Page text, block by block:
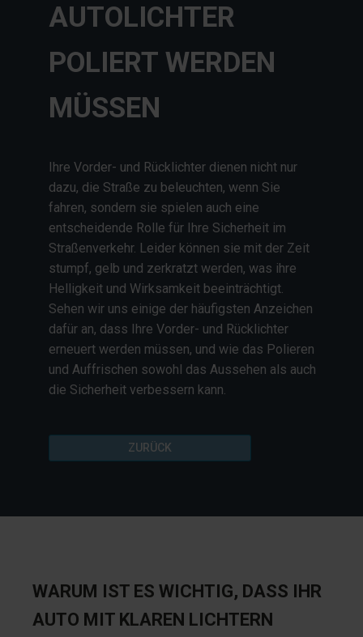
AUTOLICHTER
POLIERT WERDEN
MÜSSEN
Ihre Vorder- und Rücklichter dienen nicht nur
dazu, die Straße zu beleuchten, wenn Sie
fahren, sondern sie spielen auch eine
entscheidende Rolle für Ihre Sicherheit im
Straßenverkehr. Leider können sie mit der Zeit
stumpf, gelb und zerkratzt werden, was ihre
Helligkeit und Wirksamkeit beeinträchtigt.
Sehen wir uns einige der häufigsten Anzeichen
dafür an, dass Ihre Vorder- und Rücklichter
erneuert werden müssen, und wie das Polieren
und Auffrischen sowohl das Aussehen als auch
die Sicherheit verbessern kann.
ZURÜCK
WARUM IST ES WICHTIG, DASS IHR
AUTO MIT KLAREN LICHTERN